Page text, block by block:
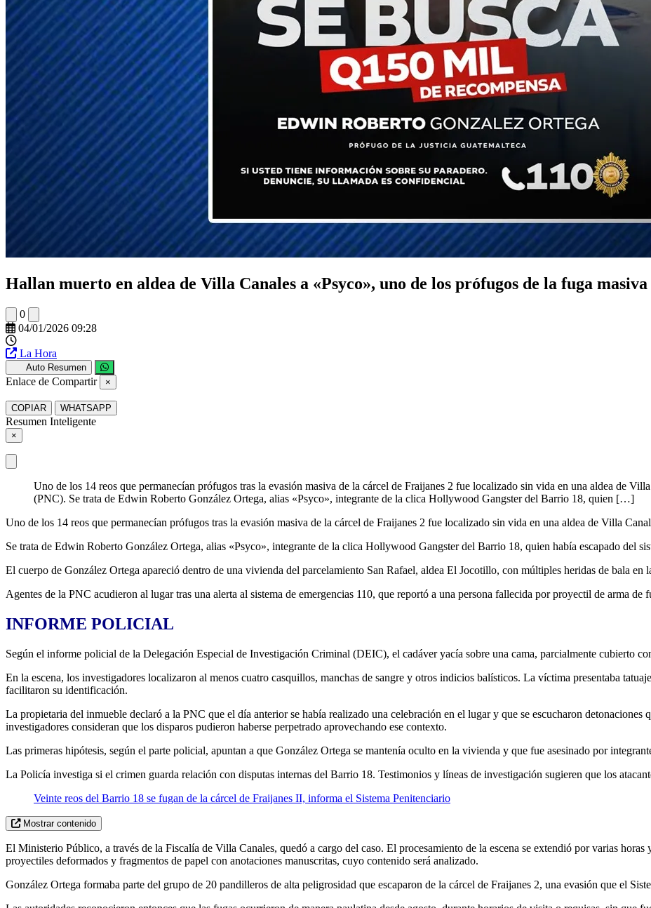
Hallan muerto en aldea de Villa Canales a «Psyco», uno de los prófugos de la fuga
0
04/01/2026 09:28
La Hora
Auto Resumen
Enlace de Compartir ×
COPIAR WHATSAPP
Resumen Inteligente
×
Uno de los 14 reos que permanecían prófugos tras la evasión masiva de la cárcel de Fraijanes 2 fue localizado sin vida en una aldea de
(PNC). Se trata de Edwin Roberto González Ortega, alias «Psyco», integrante de la clica Hollywood Gangster del Barrio 18, quien […]
Uno de los 14 reos que permanecían prófugos tras la evasión masiva de la cárcel de Fraijanes 2 fue localizado sin vida en una aldea de Villa
Se trata de Edwin Roberto González Ortega, alias «Psyco», integrante de la clica Hollywood Gangster del Barrio 18, quien había escapado del
El cuerpo de González Ortega apareció dentro de una vivienda del parcelamiento San Rafael, aldea El Jocotillo, con múltiples heridas de bala en
Agentes de la PNC acudieron al lugar tras una alerta al sistema de emergencias 110, que reportó a una persona fallecida por proyectil de arma de
INFORME POLICIAL
Según el informe policial de la Delegación Especial de Investigación Criminal (DEIC), el cadáver yacía sobre una cama, parcialmente cubierto
En la escena, los investigadores localizaron al menos cuatro casquillos, manchas de sangre y otros indicios balísticos. La víctima presentaba
facilitaron su identificación.
La propietaria del inmueble declaró a la PNC que el día anterior se había realizado una celebración en el lugar y que se escucharon
investigadores consideran que los disparos pudieron haberse perpetrado aprovechando ese contexto.
Las primeras hipótesis, según el parte policial, apuntan a que González Ortega se mantenía oculto en la vivienda y que fue asesinado por
La Policía investiga si el crimen guarda relación con disputas internas del Barrio 18. Testimonios y líneas de investigación sugieren que los
Veinte reos del Barrio 18 se fugan de la cárcel de Fraijanes II, informa el Sistema Penitenciario
Mostrar contenido
El Ministerio Público, a través de la Fiscalía de Villa Canales, quedó a cargo del caso. El procesamiento de la escena se extendió por varias
proyectiles deformados y fragmentos de papel con anotaciones manuscritas, cuyo contenido será analizado.
González Ortega formaba parte del grupo de 20 pandilleros de alta peligrosidad que escaparon de la cárcel de Fraijanes 2, una evasión que el